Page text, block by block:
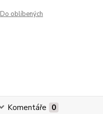
Do oblíbených
Komentáře 0